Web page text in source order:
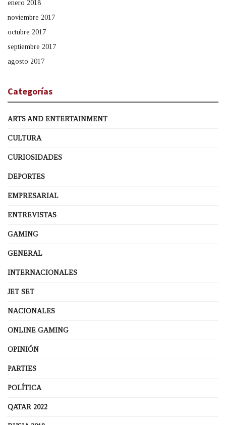
enero 2018
noviembre 2017
octubre 2017
septiembre 2017
agosto 2017
Categorías
ARTS AND ENTERTAINMENT
CULTURA
CURIOSIDADES
DEPORTES
EMPRESARIAL
ENTREVISTAS
GAMING
GENERAL
INTERNACIONALES
JET SET
NACIONALES
ONLINE GAMING
OPINIÓN
PARTIES
POLÍTICA
QATAR 2022